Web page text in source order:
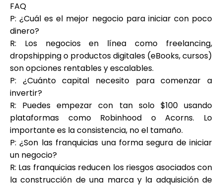
FAQ
P: ¿Cuál es el mejor negocio para iniciar con poco
dinero?
R: Los negocios en línea como freelancing,
dropshipping o productos digitales (eBooks, cursos)
son opciones rentables y escalables.
P: ¿Cuánto capital necesito para comenzar a
invertir?
R: Puedes empezar con tan solo $100 usando
plataformas como Robinhood o Acorns. Lo
importante es la consistencia, no el tamaño.
P: ¿Son las franquicias una forma segura de iniciar
un negocio?
R: Las franquicias reducen los riesgos asociados con
la construcción de una marca y la adquisición de